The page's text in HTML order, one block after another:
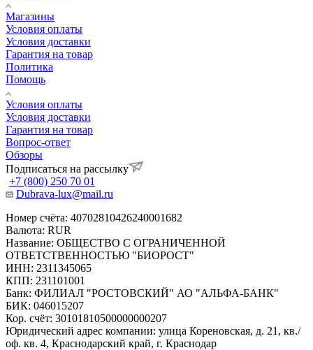
Магазины
Условия оплаты
Условия доставки
Гарантия на товар
Политика
Помощь
Условия оплаты
Условия доставки
Гарантия на товар
Вопрос-ответ
Обзоры
Подписаться на рассылку
+7 (800) 250 70 01
Dubrava-lux@mail.ru
Номер счёта: 40702810426240001682
Валюта: RUR
Название: ОБЩЕСТВО С ОГРАНИЧЕННОЙ
ОТВЕТСТВЕННОСТЬЮ "БИОРОСТ"
ИНН: 2311345065
КПП: 231101001
Банк: ФИЛИАЛ "РОСТОВСКИЙ" АО "АЛЬФА-БАНК"
БИК: 046015207
Кор. счёт: 30101810500000000207
Юридический адрес компании: улица Кореновская, д. 21, кв./
оф. кв. 4, Краснодарский край, г. Краснодар